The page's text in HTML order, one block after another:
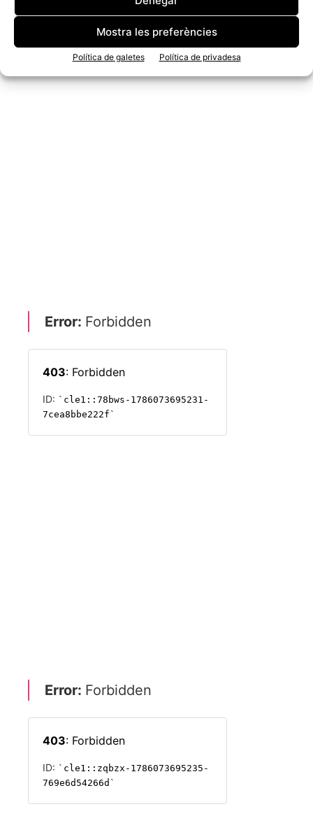
Mostra les preferències
Política de galetes Política de privadesa